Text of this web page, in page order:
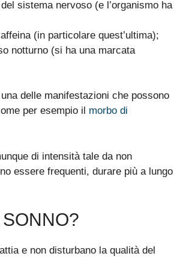
sistema nervoso (e l’organismo ha
(in particolare quest’ultima);
notturno (si ha una marcata
delle manifestazioni che possono
per esempio il morbo di
di intensità tale da non
essere frequenti, durare più a lungo
e non disturbano la qualità del